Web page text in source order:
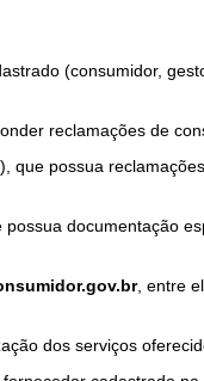
(consumidor,
reclamações de
possua
documentação
, entre
dos serviços